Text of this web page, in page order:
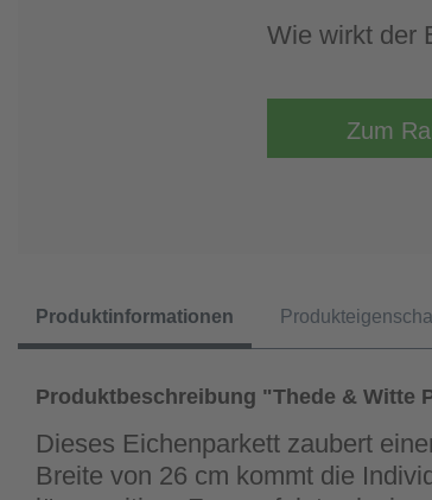
Wie wirkt der
Zum
Produktinformationen
Produktbeschreibung "Thede & Witte
Dieses Eichenparkett zaubert
Breite von 26 cm kommt die